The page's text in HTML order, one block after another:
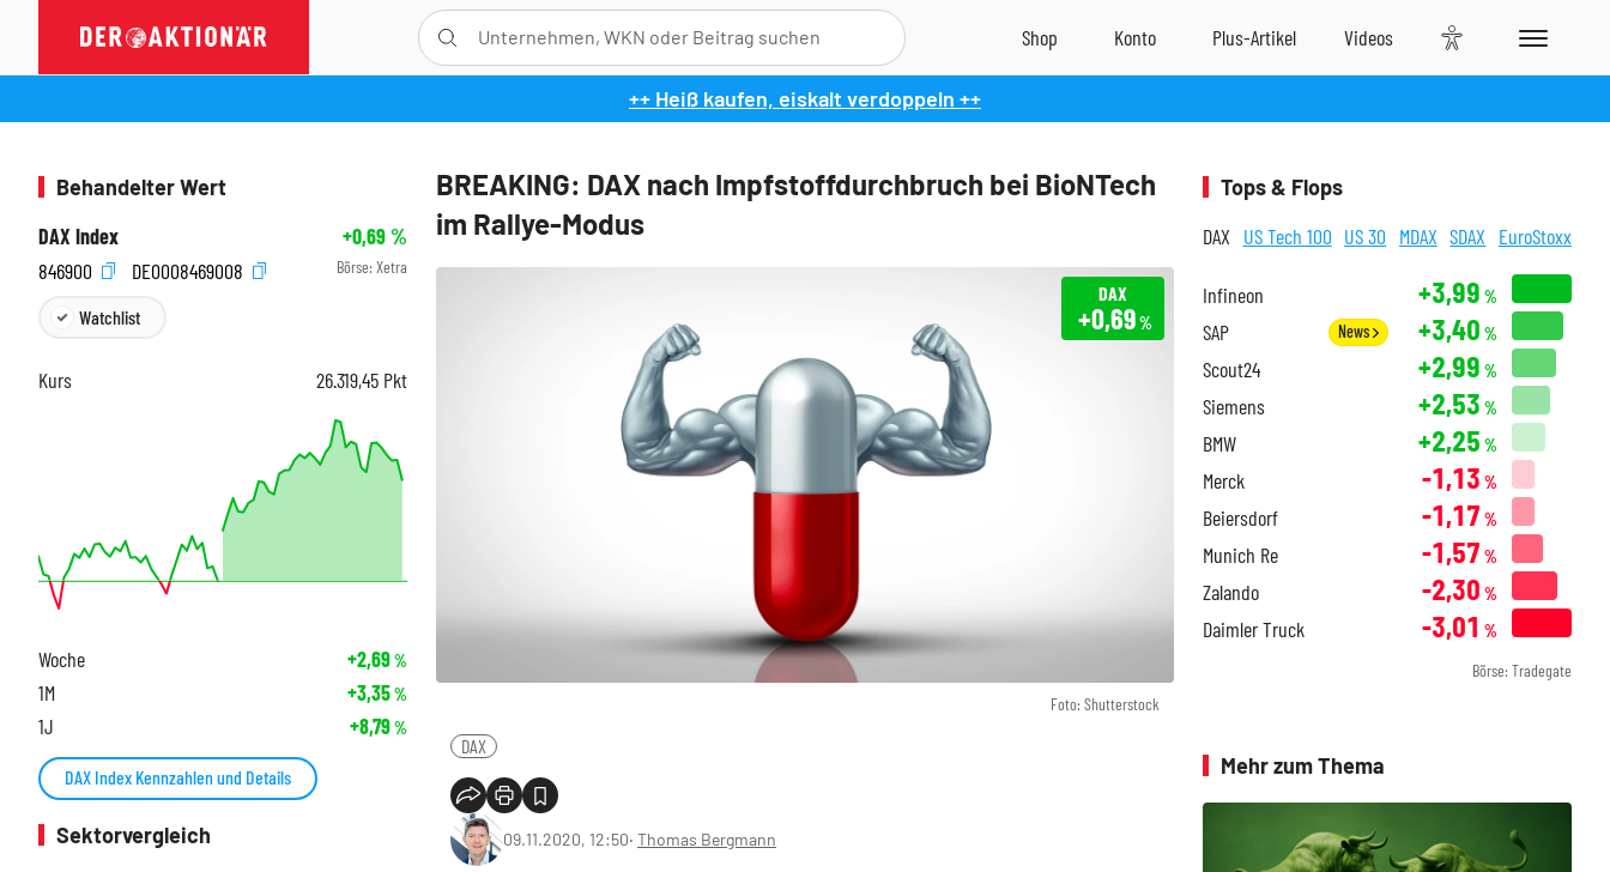
++ Heiß kaufen, eiskalt verdoppeln ++
BREAKING: DAX nach Impfstoffdurchbruch bei BioNTech
im Rallye-Modus
Foto: Shutterstock
DAX
+0,69%
DAX
09.11.2020, 12:50‧ Thomas Bergmann
Behandelter Wert
DAX Index
+0,69%
846900
DE0008469008 Börse: Xetra
Watchlist
Kurs 26.319,45 Pkt
Woche +2,69%
1M +3,35%
1J +8,79%
DAX Index Kennzahlen und Details
Sektorvergleich
Tops & Flops
DAX US Tech 100 US 30 MDAX SDAX EuroStoxx
Infineon +3,99 %
SAP News +3,40 %
Scout24 +2,99 %
Siemens +2,53 %
BMW +2,25 %
Merck -1,13 %
Beiersdorf -1,17 %
Munich Re -1,57 %
Zalando -2,30 %
Daimler Truck -3,01 %
Börse: Tradegate
Mehr zum Thema